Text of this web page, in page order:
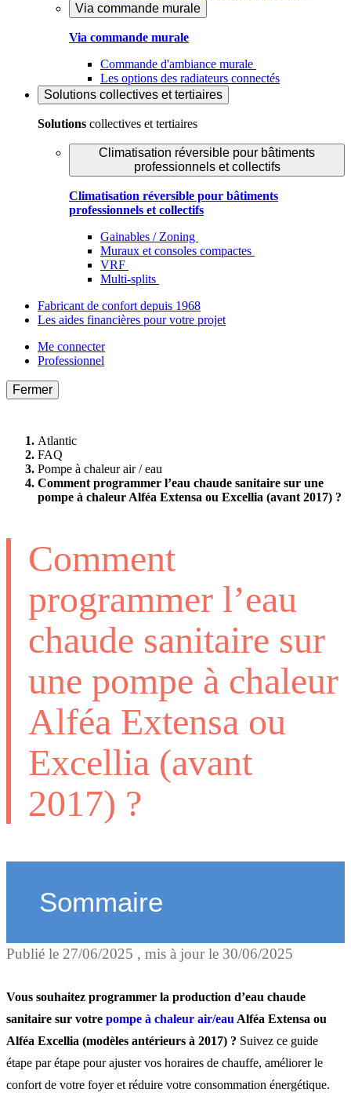
Via commande murale
Via commande murale
Commande d'ambiance murale
Les options des radiateurs connectés
Solutions collectives et tertiaires
Solutions collectives et tertiaires
Climatisation réversible pour bâtiments
professionnels et collectifs
Climatisation réversible pour bâtiments
professionnels et collectifs
Gainables / Zoning
Muraux et consoles compactes
VRF
Multi-splits
Fabricant de confort depuis 1968
Les aides financières pour votre projet
Me connecter
Professionnel
Fermer
Atlantic
FAQ
Pompe à chaleur air / eau
Comment programmer l’eau chaude sanitaire sur une
pompe à chaleur Alféa Extensa ou Excellia (avant 2017) ?
Comment
programmer l’eau
chaude sanitaire sur
une pompe à chaleur
Alféa Extensa ou
Excellia (avant
2017) ?
Sommaire
Pourquoi programmer
chaude sanitaire avec une
pompe à chaleur ?
Comment programmer
Publié le 27/06/2025 , mis à jour le 30/06/2025
Vous souhaitez programmer la production d’eau chaude
sanitaire sur votre pompe à chaleur air/eau Alféa Extensa ou
Alféa Excellia (modèles antérieurs à 2017) ? Suivez ce guide
étape par étape pour ajuster vos horaires de chauffe, améliorer le
confort de votre foyer et réduire votre consommation énergétique.